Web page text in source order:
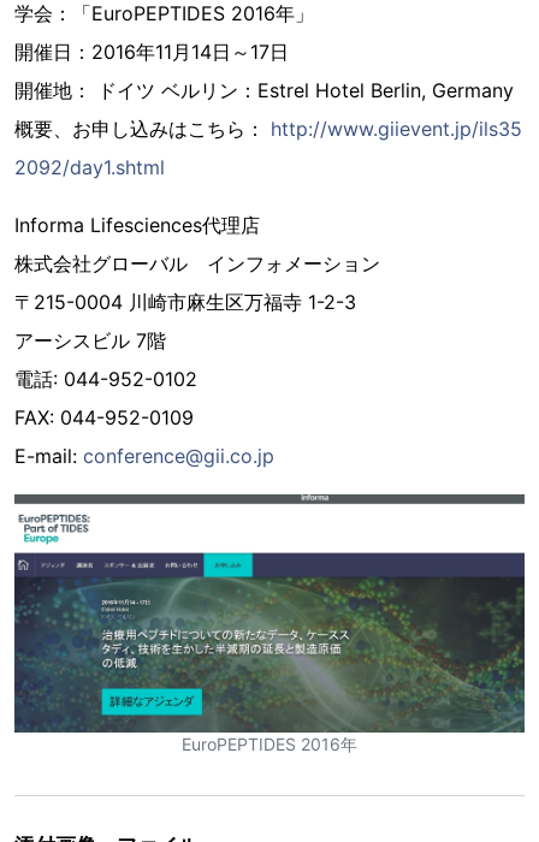
学会：「EuroPEPTIDES 2016年」
開催日：2016年11月14日～17日
開催地： ドイツ ベルリン：Estrel Hotel Berlin, Germany
概要、お申し込みはこちら： http://www.giievent.jp/ils35
2092/day1.shtml
Informa Lifesciences代理店
株式会社グローバル インフォメーション
〒215-0004 川崎市麻生区万福寺 1-2-3
アーシスビル 7階
電話: 044-952-0102
FAX: 044-952-0109
E-mail: conference@gii.co.jp
EuroPEPTIDES 2016年